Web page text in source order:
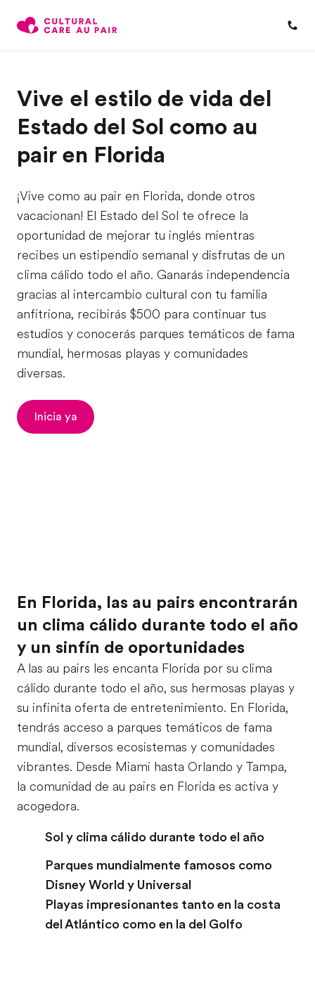
Vive el estilo de vida del
Estado del Sol como au
pair en Florida
¡Vive como au pair en Florida, donde otros
vacacionan! El Estado del Sol te ofrece la
oportunidad de mejorar tu inglés mientras
recibes un estipendio semanal y disfrutas de un
clima cálido todo el año. Ganarás independencia
gracias al intercambio cultural con tu familia
anfitriona, recibirás $500 para continuar tus
estudios y conocerás parques temáticos de fama
mundial, hermosas playas y comunidades
diversas.
Inicia ya
En Florida, las au pairs encontrarán
un clima cálido durante todo el año
y un sinfín de oportunidades
A las au pairs les encanta Florida por su clima
cálido durante todo el año, sus hermosas playas y
su infinita oferta de entretenimiento. En Florida,
tendrás acceso a parques temáticos de fama
mundial, diversos ecosistemas y comunidades
vibrantes. Desde Miami hasta Orlando y Tampa,
la comunidad de au pairs en Florida es activa y
acogedora.
Sol y clima cálido durante todo el año
Parques mundialmente famosos como
Disney World y Universal
Playas impresionantes tanto en la costa
del Atlántico como en la del Golfo